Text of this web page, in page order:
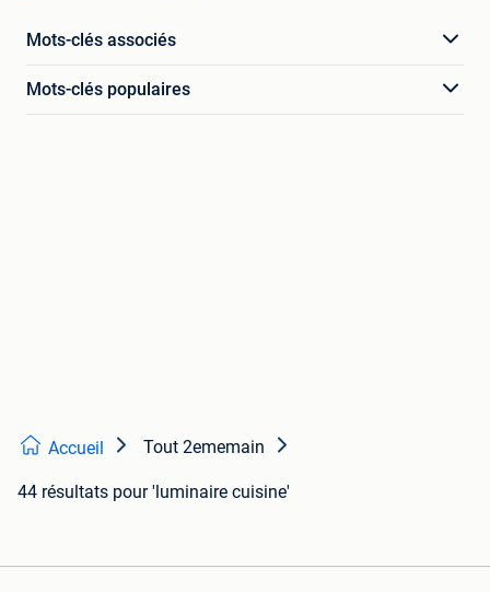
Mots-clés associés
Mots-clés populaires
Accueil Tout 2ememain
44 résultats pour 'luminaire cuisine'